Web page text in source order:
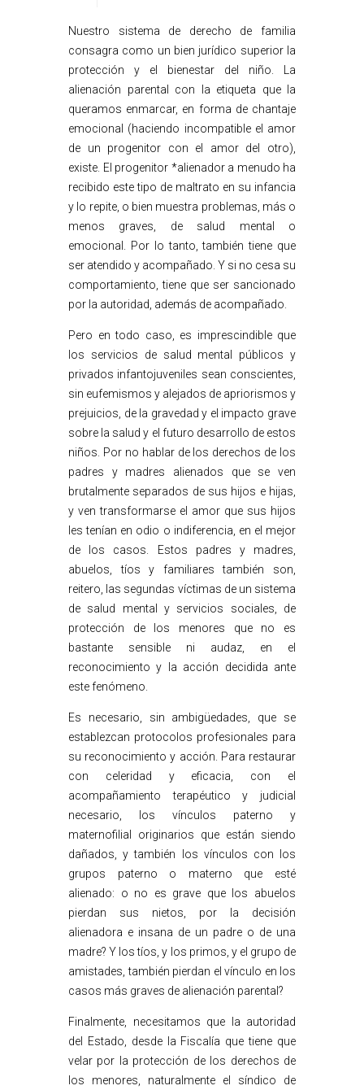
Nuestro sistema de derecho de familia
consagra como un bien jurídico superior la
protección y el bienestar del niño. La
alienación parental con la etiqueta que la
queramos enmarcar, en forma de chantaje
emocional (haciendo incompatible el amor
de un progenitor con el amor del otro),
existe. El progenitor *alienador a menudo ha
recibido este tipo de maltrato en su infancia
y lo repite, o bien muestra problemas, más o
menos graves, de salud mental o
emocional. Por lo tanto, también tiene que
ser atendido y acompañado. Y si no cesa su
comportamiento, tiene que ser sancionado
por la autoridad, además de acompañado.
Pero en todo caso, es imprescindible que
los servicios de salud mental públicos y
privados infantojuveniles sean conscientes,
sin eufemismos y alejados de apriorismos y
prejuicios, de la gravedad y el impacto grave
sobre la salud y el futuro desarrollo de estos
niños. Por no hablar de los derechos de los
padres y madres alienados que se ven
brutalmente separados de sus hijos e hijas,
y ven transformarse el amor que sus hijos
les tenían en odio o indiferencia, en el mejor
de los casos. Estos padres y madres,
abuelos, tíos y familiares también son,
reitero, las segundas víctimas de un sistema
de salud mental y servicios sociales, de
protección de los menores que no es
bastante sensible ni audaz, en el
reconocimiento y la acción decidida ante
este fenómeno.
Es necesario, sin ambigüedades, que se
establezcan protocolos profesionales para
su reconocimiento y acción. Para restaurar
con celeridad y eficacia, con el
acompañamiento terapéutico y judicial
necesario, los vínculos paterno y
maternofilial originarios que están siendo
dañados, y también los vínculos con los
grupos paterno o materno que esté
alienado: o no es grave que los abuelos
pierdan sus nietos, por la decisión
alienadora e insana de un padre o de una
madre? Y los tíos, y los primos, y el grupo de
amistades, también pierdan el vínculo en los
casos más graves de alienación parental?
Finalmente, necesitamos que la autoridad
del Estado, desde la Fiscalía que tiene que
velar por la protección de los derechos de
los menores, naturalmente el síndico de